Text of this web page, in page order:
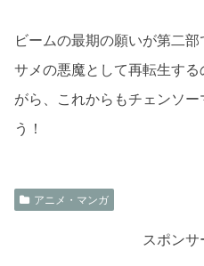
ビームの最期の願いが第二
サメの悪魔として再転生す
がら、これからもチェンソ
う！
アニメ・マンガ
スポンサ